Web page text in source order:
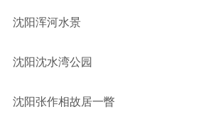
沈阳浑河水景
沈阳沈水湾公园
沈阳张作相故居一瞥